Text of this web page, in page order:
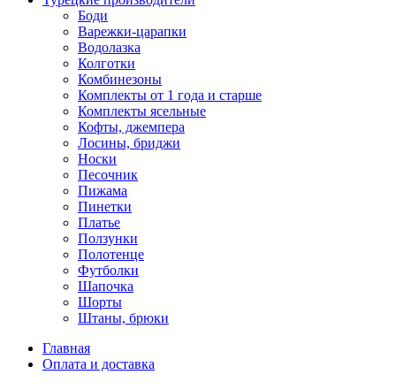
Боди
Варежки-царапки
Водолазка
Колготки
Комбинезоны
Комплекты от 1 года и старше
Комплекты ясельные
Кофты, джемпера
Лосины, бриджи
Носки
Песочник
Пижама
Пинетки
Платье
Ползунки
Полотенце
Футболки
Шапочка
Шорты
Штаны, брюки
Главная
Оплата и доставка